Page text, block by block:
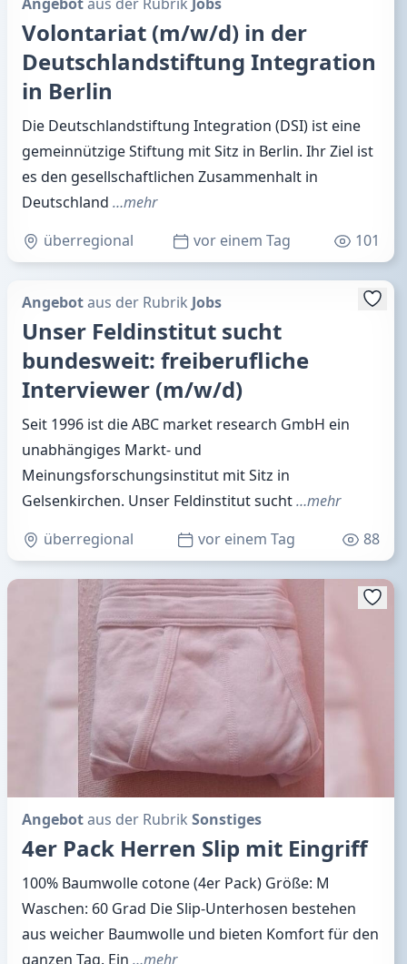
Volontariat (m/w/d) in der
Deutschlandstiftung Integration
in Berlin
Die Deutschlandstiftung Integration (DSI) ist eine
gemeinnützige Stiftung mit Sitz in Berlin. Ihr Ziel ist
es den gesellschaftlichen Zusammenhalt in
Deutschland …mehr
überregional
vor einem Tag 101
Angebotaus der Rubrik Jobs
Unser Feldinstitut sucht
bundesweit: freiberufliche
Interviewer (m/w/d)
Seit 1996 ist die ABC market research GmbH ein
unabhängiges Markt- und
Meinungsforschungsinstitut mit Sitz in
Gelsenkirchen. Unser Feldinstitut sucht…mehr
überregional
vor einem Tag 88
Angebotaus der Rubrik Sonstiges
4er Pack Herren Slip mit Eingriff
100% Baumwolle cotone (4er Pack) Größe: M
Waschen: 60 Grad Die Slip-Unterhosen bestehen
aus weicher Baumwolle und bieten Komfort für den
ganzen Tag. Ein …mehr